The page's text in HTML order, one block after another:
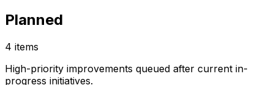
Planned
4 items
High-priority improvements queued after current in-
progress initiatives.